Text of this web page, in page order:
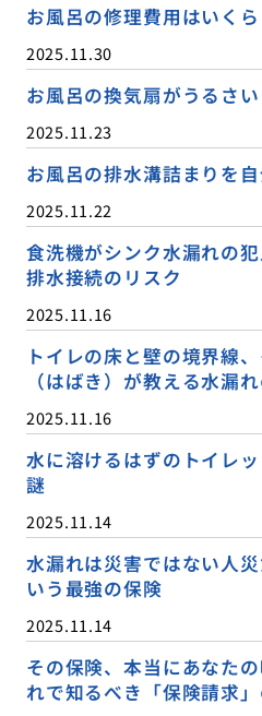
お風呂の修理費用はいく
2025.11.30
お風呂の換気扇がうるさ
2025.11.23
お風呂の排水溝詰まりを
2025.11.22
食洗機がシンク水漏れの
排水接続のリスク
2025.11.16
トイレの床と壁の境界線
（はばき）が教える水漏
2025.11.16
水に溶けるはずのトイレ
謎
2025.11.14
水漏れは災害ではない人
いう最強の保険
2025.11.14
その保険、本当にあなた
れで知るべき「保険請求